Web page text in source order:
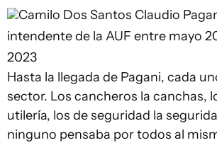
Camilo Dos Santos Claudio
intendente de la AUF entre mayo
2023
Hasta la llegada de Pagani, cada
sector. Los cancheros la canchas,
utilería, los de seguridad la
ninguno pensaba por todos al